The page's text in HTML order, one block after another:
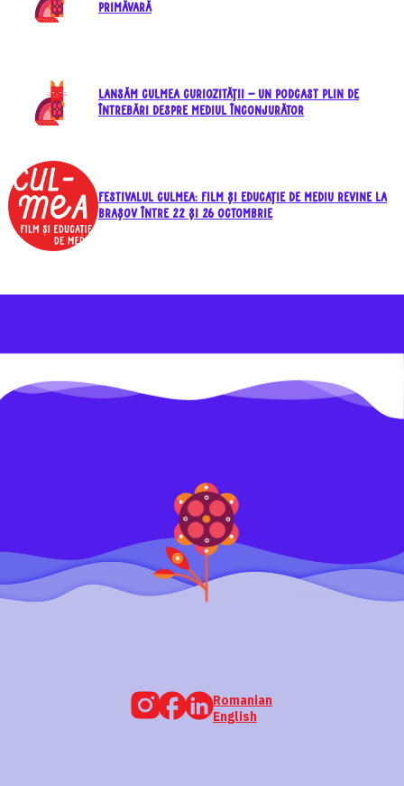
primăvară
Lansăm CULMEA Curiozității – un podcast plin de
întrebări despre mediul înconjurător
Festivalul CULMEA: Film și Educație de Mediu revine la
Brașov între 22 şi 26 octombrie
Romanian
English